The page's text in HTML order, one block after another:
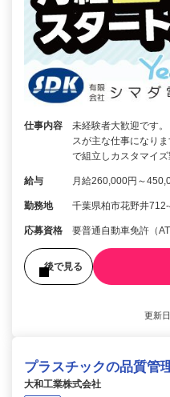
仕事内容
未経験者大歓迎です
スが主な仕事になり
で組立しカスタマイ
給与 月給260,000円～
勤務地 千葉県柏市花野井
応募資格 要普通自動車免許（AT
後で見る
更新
プラスチックの品質管
大和工業株式会社